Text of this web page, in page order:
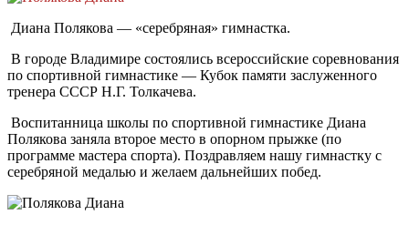
Диана Полякова — «серебряная» гимнастка.
В городе Владимире состоялись всероссийские соревнования
по спортивной гимнастике — Кубок памяти заслуженного
тренера СССР Н.Г. Толкачева.
Воспитанница школы по спортивной гимнастике Диана
Полякова заняла второе место в опорном прыжке (по
программе мастера спорта). Поздравляем нашу гимнастку с
серебряной медалью и желаем дальнейших побед.